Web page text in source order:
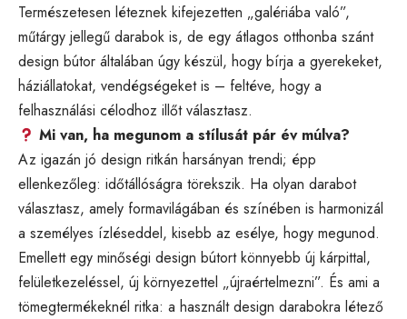
Természetesen léteznek kifejezetten „galériába való”,
műtárgy jellegű darabok is, de egy átlagos otthonba szánt
design bútor általában úgy készül, hogy bírja a gyerekeket,
háziállatokat, vendégségeket is – feltéve, hogy a
felhasználási célodhoz illőt választasz.
Mi van, ha megunom a stílusát pár év múlva?
Az igazán jó design ritkán harsányan trendi; épp
ellenkezőleg: időtállóságra törekszik. Ha olyan darabot
választasz, amely formavilágában és színében is harmonizál
a személyes ízléseddel, kisebb az esélye, hogy megunod.
Emellett egy minőségi design bútort könnyebb új kárpittal,
felületkezeléssel, új környezettel „újraértelmezni”. És ami a
tömegtermékeknél ritka: a használt design darabokra létező